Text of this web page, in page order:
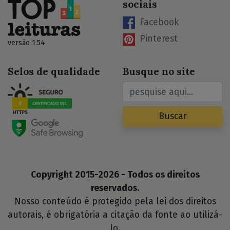
versão 1.54
sociais
Facebook
Pinterest
Selos de qualidade Busque no site
Buscar
Copyright 2015-2026 - Todos os direitos
reservados.
Nosso conteúdo é protegido pela lei dos direitos
autorais, é obrigatória a citação da fonte ao utilizá-